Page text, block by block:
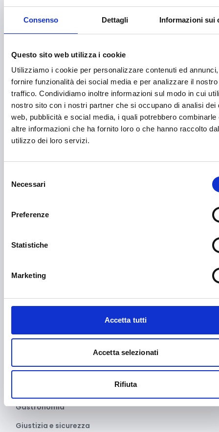
Consenso Dettagli Informazioni sui
Questo sito web utilizza i cookie
Utilizziamo i cookie per personalizzare contenuti ed
fornire funzionalità dei social media e per analizzare il nostro
traffico. Condividiamo inoltre informazioni sul modo in cui
nostro sito con i nostri partner che si occupano di analisi dei
web, pubblicità e social media, i quali potrebbero combinarle
altre informazioni che ha fornito loro o che hanno raccolto
utilizzo dei loro servizi.
delNecessari
Preferenze
Statistiche
Marketing
Accetta tutti
Accetta selezionati
Rifiuta
Competitività imprese
Consulenza specializzata
Cooperazione Internazionale
Cybersecurity
Danza
Diritti e Cittadinanza
Distretti del Commercio
E-commerce
Economia circolare
Edilizia
Farmaceutico
Festival e mostre
Formazione e lavoro
Gastronomia
Giustizia e sicurezza